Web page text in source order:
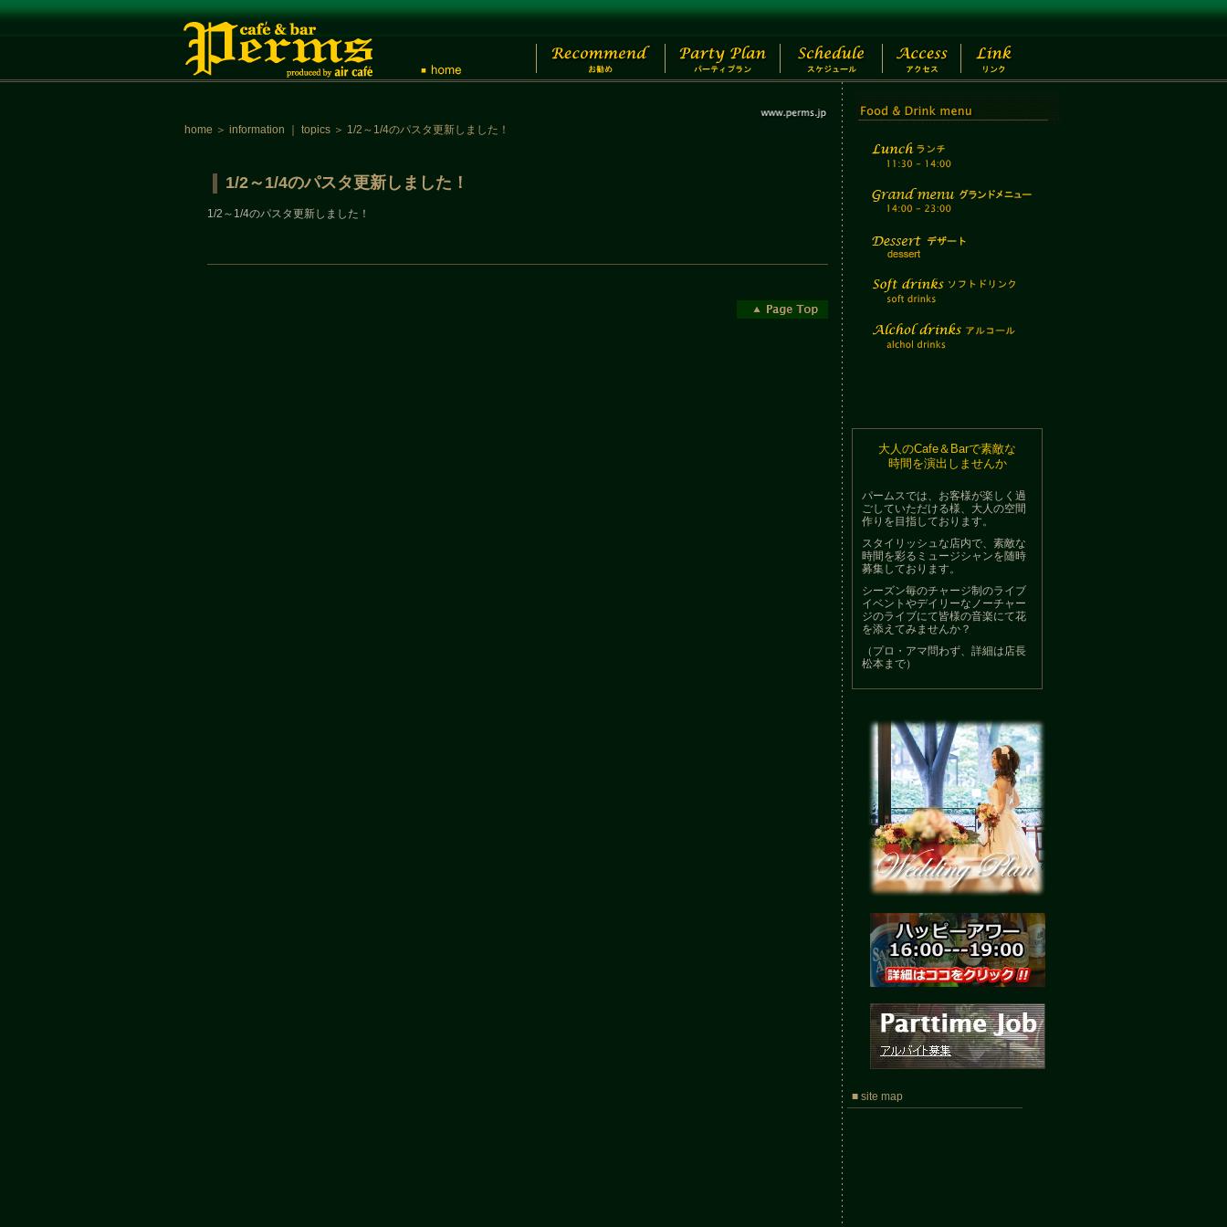
home ＞ information topics ＞ 1/2～1/4のパスタ更新しました！
1/2～1/4のパスタ更新しました！
1/2～1/4のパスタ更新しました！
大人のCafe＆Barで素敵な
時間を演出しませんか
パームスでは、お客様が楽しく過
ごしていただける様、大人の空間
作りを目指しております。
スタイリッシュな店内で、素敵な
時間を彩るミュージシャンを随時
募集しております。
シーズン毎のチャージ制のライブ
イベントやデイリーなノーチャー
ジのライブにて皆様の音楽にて花
を添えてみませんか？
（プロ・アマ問わず、詳細は店長
松本まで）
■ site map